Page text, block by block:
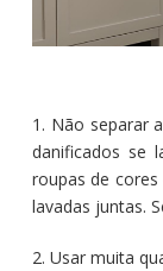
1. Não separar
danificados se
roupas de
lavadas juntas.
2. Usar muita